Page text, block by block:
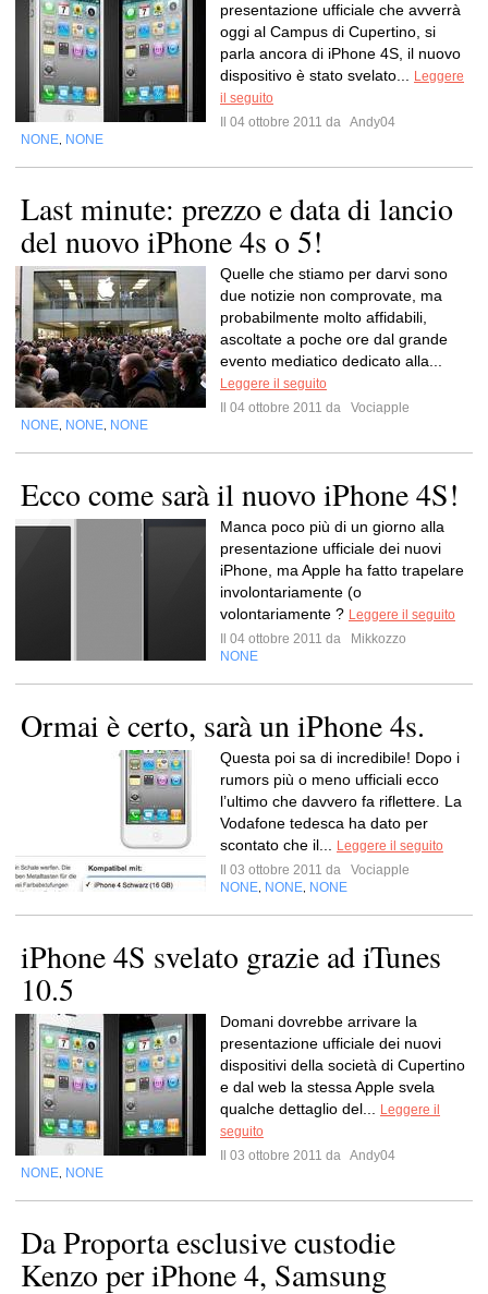
presentazione ufficiale che avverrà
oggi al Campus di Cupertino, si
parla ancora di iPhone 4S, il nuovo
dispositivo è stato svelato...
Leggere
il seguito
Il 04 ottobre 2011 da Andy04
NONE NONE
Last minute: prezzo e data di lancio
del nuovo iPhone 4s o 5!
Quelle che stiamo per darvi sono
due notizie non comprovate, ma
probabilmente molto affidabili,
ascoltate a poche ore dal grande
evento mediatico dedicato alla...
Leggere il seguito
Il 04 ottobre 2011 da
Vociapple
NONE NONE NONE
Ecco come sarà il nuovo iPhone 4S!
Manca poco più di un giorno alla
presentazione ufficiale dei nuovi
iPhone, ma Apple ha fatto trapelare
involontariamente (o
volontariamente ? Leggere il seguito
Il 04 ottobre 2011 da
Mikkozzo
NONE
Ormai è certo, sarà un iPhone 4s.
Questa poi sa di incredibile! Dopo i
rumors più o meno ufficiali ecco
l’ultimo che davvero fa riflettere. La
Vodafone tedesca ha dato per
scontato che il...
Leggere il seguito
Il 03 ottobre 2011 da
Vociapple
NONE NONE NONE
iPhone 4S svelato grazie ad iTunes
10.5
Domani dovrebbe arrivare la
presentazione ufficiale dei nuovi
dispositivi della società di Cupertino
e dal web la stessa Apple svela
qualche dettaglio del...
Leggere il
seguito
Il 03 ottobre 2011 da Andy04
NONE NONE
Da Proporta esclusive custodie
Kenzo per iPhone 4, Samsung